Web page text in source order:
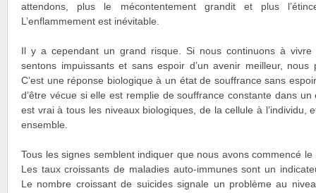
attendons, plus le mécontentement grandit et plus
L’enflammement est inévitable.
Il y a cependant un grand risque. Si nous continuons à
sentons impuissants et sans espoir d’un avenir meilleur, nous
C’est une réponse biologique à un état de souffrance sans
d’être vécue si elle est remplie de souffrance constante dans
est vrai à tous les niveaux biologiques, de la cellule à l’individu,
ensemble.
Tous les signes semblent indiquer que nous avons commencé le
Les taux croissants de maladies auto-immunes sont un
Le nombre croissant de suicides signale un problème au